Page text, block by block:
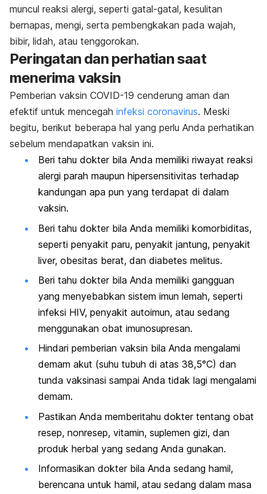
muncul reaksi alergi, seperti gatal-gatal, kesulitan
bernapas, mengi, serta pembengkakan pada wajah,
bibir, lidah, atau tenggorokan.
Peringatan dan perhatian saat
menerima vaksin
Pemberian vaksin COVID-19 cenderung aman dan
efektif untuk mencegah infeksi coronavirus. Meski
begitu, berikut beberapa hal yang perlu Anda perhatikan
sebelum mendapatkan vaksin ini.
Beri tahu dokter bila Anda memiliki riwayat reaksi
alergi parah maupun hipersensitivitas terhadap
kandungan apa pun yang terdapat di dalam
vaksin.
Beri tahu dokter bila Anda memiliki komorbiditas,
seperti penyakit paru, penyakit jantung, penyakit
liver, obesitas berat, dan diabetes melitus.
Beri tahu dokter bila Anda memiliki gangguan
yang menyebabkan sistem imun lemah, seperti
infeksi HIV, penyakit autoimun, atau sedang
menggunakan obat imunosupresan.
Hindari pemberian vaksin bila Anda mengalami
demam akut (suhu tubuh di atas 38,5°C) dan
tunda vaksinasi sampai Anda tidak lagi mengalami
demam.
Pastikan Anda memberitahu dokter tentang obat
resep, nonresep, vitamin, suplemen gizi, dan
produk herbal yang sedang Anda gunakan.
Informasikan dokter bila Anda sedang hamil,
berencana untuk hamil, atau sedang dalam masa